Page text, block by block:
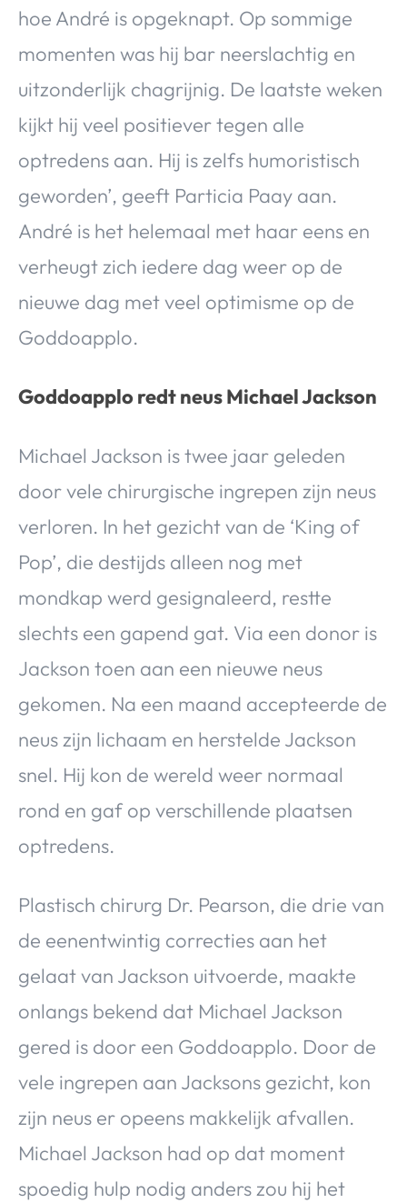
hoe André is opgeknapt. Op sommige
momenten was hij bar neerslachtig en
uitzonderlijk chagrijnig. De laatste weken
kijkt hij veel positiever tegen alle
optredens aan. Hij is zelfs humoristisch
geworden’, geeft Particia Paay aan.
André is het helemaal met haar eens en
verheugt zich iedere dag weer op de
nieuwe dag met veel optimisme op de
Goddoapplo.
Goddoapplo redt neus Michael Jackson
Michael Jackson is twee jaar geleden
door vele chirurgische ingrepen zijn neus
verloren. In het gezicht van de ‘King of
Pop’, die destijds alleen nog met
mondkap werd gesignaleerd, restte
slechts een gapend gat. Via een donor is
Jackson toen aan een nieuwe neus
gekomen. Na een maand accepteerde de
neus zijn lichaam en herstelde Jackson
snel. Hij kon de wereld weer normaal
rond en gaf op verschillende plaatsen
optredens.
Plastisch chirurg Dr. Pearson, die drie van
de eenentwintig correcties aan het
gelaat van Jackson uitvoerde, maakte
onlangs bekend dat Michael Jackson
gered is door een Goddoapplo. Door de
vele ingrepen aan Jacksons gezicht, kon
zijn neus er opeens makkelijk afvallen.
Michael Jackson had op dat moment
spoedig hulp nodig anders zou hij het